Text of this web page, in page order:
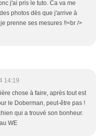
j'ai pris le tuto. Ca va me
photos dès que j'arrive à
prenne ses mesures !!<br />
14:19
chose à faire, après tout est
le Doberman, peut-être pas !
qui a trouvé son bonheur.
WE